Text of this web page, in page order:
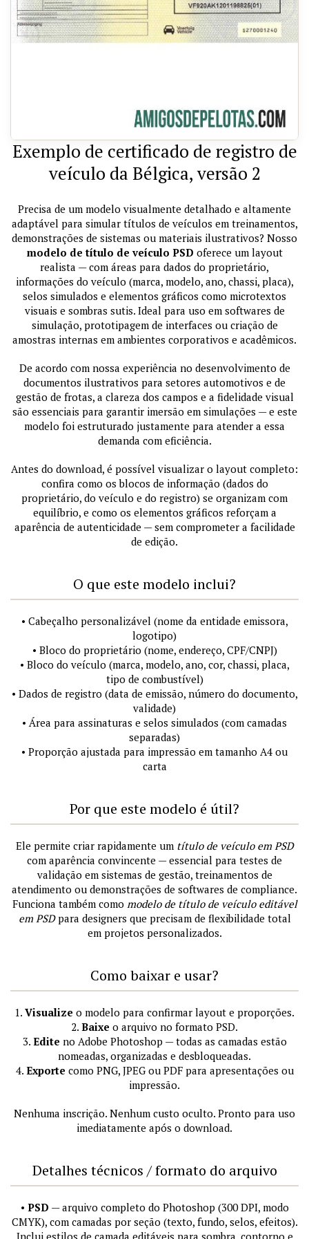
Exemplo de certificado de registro de
veículo da Bélgica, versão 2
Precisa de um modelo visualmente detalhado e altamente
adaptável para simular títulos de veículos em treinamentos,
demonstrações de sistemas ou materiais ilustrativos? Nosso
modelo de título de veículo PSD oferece um layout
realista — com áreas para dados do proprietário,
informações do veículo (marca, modelo, ano, chassi, placa),
selos simulados e elementos gráficos como microtextos
visuais e sombras sutis. Ideal para uso em softwares de
simulação, prototipagem de interfaces ou criação de
amostras internas em ambientes corporativos e acadêmicos.
De acordo com nossa experiência no desenvolvimento de
documentos ilustrativos para setores automotivos e de
gestão de frotas, a clareza dos campos e a fidelidade visual
são essenciais para garantir imersão em simulações — e este
modelo foi estruturado justamente para atender a essa
demanda com eficiência.
Antes do download, é possível visualizar o layout completo:
confira como os blocos de informação (dados do
proprietário, do veículo e do registro) se organizam com
equilíbrio, e como os elementos gráficos reforçam a
aparência de autenticidade — sem comprometer a facilidade
de edição.
O que este modelo inclui?
• Cabeçalho personalizável (nome da entidade emissora,
logotipo)
• Bloco do proprietário (nome, endereço, CPF/CNPJ)
• Bloco do veículo (marca, modelo, ano, cor, chassi, placa,
tipo de combustível)
• Dados de registro (data de emissão, número do documento,
validade)
• Área para assinaturas e selos simulados (com camadas
separadas)
• Proporção ajustada para impressão em tamanho A4 ou
carta
Por que este modelo é útil?
Ele permite criar rapidamente um título de veículo em PSD
com aparência convincente — essencial para testes de
validação em sistemas de gestão, treinamentos de
atendimento ou demonstrações de softwares de compliance.
Funciona também como modelo de título de veículo editável
em PSDpara designers que precisam de flexibilidade total
em projetos personalizados.
Como baixar e usar?
1. Visualize o modelo para confirmar layout e proporções.
2. Baixe o arquivo no formato PSD.
3. Edite no Adobe Photoshop — todas as camadas estão
nomeadas, organizadas e desbloqueadas.
4. Exporte como PNG, JPEG ou PDF para apresentações ou
impressão.
Nenhuma inscrição. Nenhum custo oculto. Pronto para uso
imediatamente após o download.
Detalhes técnicos / formato do arquivo
• PSD — arquivo completo do Photoshop (300 DPI, modo
CMYK), com camadas por seção (texto, fundo, selos, efeitos).
Inclui estilos de camada editáveis para sombra, contorno e